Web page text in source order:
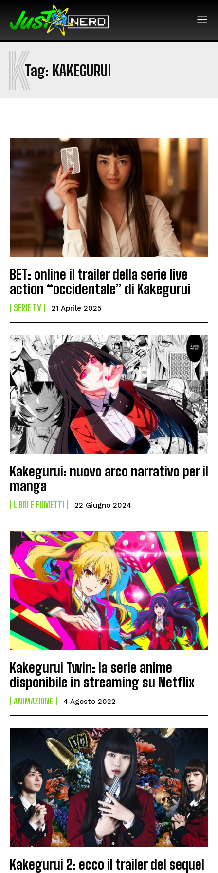
Tag: KAKEGURUI
K
BET: online il trailer della serie live
action “occidentale” di Kakegurui
SERIE TV 21 Aprile 2025
Kakegurui: nuovo arco narrativo per il
manga
LIBRI E FUMETTI 22 Giugno 2024
Kakegurui Twin: la serie anime
disponibile in streaming su Netflix
ANIMAZIONE 4 Agosto 2022
Kakegurui 2: ecco il trailer del sequel